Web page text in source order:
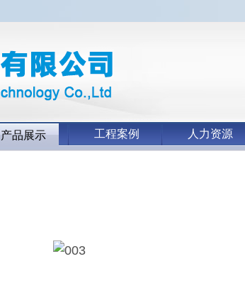
产品展示 工程案例 人力资源